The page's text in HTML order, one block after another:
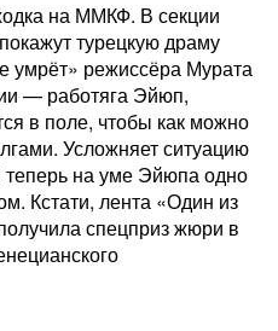
на ММКФ. В секции
турецкую драму
умрёт» режиссёра Мурата
— работяга Эйюп,
в поле, чтобы как можно
Усложняет ситуацию
теперь на уме Эйюпа одно
Кстати, лента «Один из
спецприз жюри в